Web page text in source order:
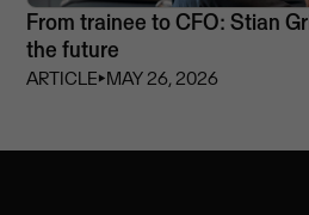
From trainee to CFO: Stian
the future
ARTICLE⏵MAY 26, 2026